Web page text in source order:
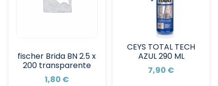
fischer Brida BN 2.5 x
200 transparente
1,80 €
CEYS TOTAL TECH
AZUL 290 ML
7,90 €